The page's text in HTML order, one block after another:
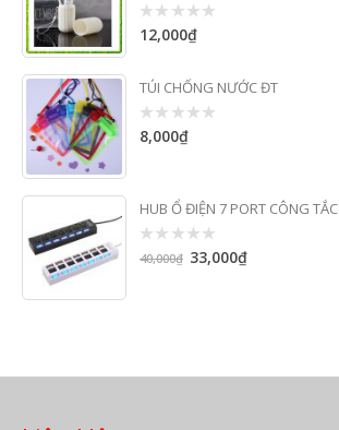
0
out
12,000₫
TÚI CHỐNG NƯỚC ĐT
0
out
8,000₫
HUB Ổ ĐIỆN 7 PORT CÔNG TẮC
0
out
40,000₫ 33,000₫